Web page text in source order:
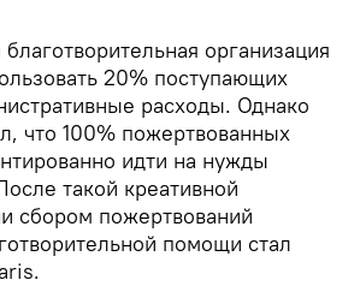
организация
20% поступающих
расходы. Однако
что 100% пожертвованных
идти на нужды
такой креативной
сбором пожертвований
помощи стал